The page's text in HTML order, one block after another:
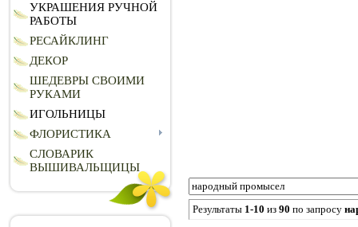
УКРАШЕНИЯ РУЧНОЙ
РАБОТЫ
РЕСАЙКЛИНГ
ДЕКОР
ШЕДЕВРЫ СВОИМИ
РУКАМИ
ИГОЛЬНИЦЫ
ФЛОРИСТИКА
СЛОВАРИК
ВЫШИВАЛЬЩИЦЫ
Результаты 1-10 из 90 по запросу